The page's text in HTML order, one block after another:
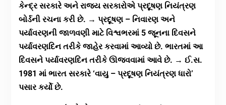
કેન્દ્ર સરકારે અને રાજ્ય સરકારોએ પ્રદૂષણ નિયંત્રણ
બોર્ડની રચના કરી છે. → પ્રદૂષણ – નિવારણ અને
પર્યાવરણની જાળવણી માટે વિશ્વભરમાં 5 જૂનના દિવસને
પર્યાવરણદિન તરીકે જાહેર કરવામાં આવ્યો છે. ભારતમાં આ
દિવસને પર્યાવરણદિન તરીકે ઊજવવામાં આવે છે. → ઈ.સ.
1981 માં ભારત સરકારે ‘વાયુ – પ્રદૂષણ નિયંત્રણ ધારો’
પસાર કર્યો છે.